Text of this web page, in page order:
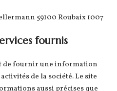
59100 Roubaix 1007
fournis
de fournir une information
de la société. Le site
aussi précises que